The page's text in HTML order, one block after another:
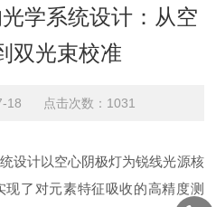
学系统设计：从空
双光束校准
18 点击次数：1031
计以空心阴极灯为锐线光源核
了对元素特征吸收的高精度测